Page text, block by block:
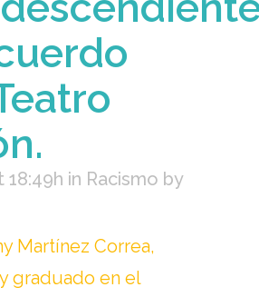
18:49h in Racismo by
Martínez Correa,
graduado en el